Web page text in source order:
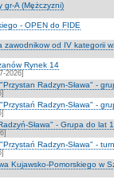
gr-A (Mężczyzni)
- OPEN do FIDE
zawodnikow od IV kategorii
Rynek 14
2026]
Radzyn-Sława" -
Radzyn-Sława" -
Sława" - Grupa do lat
Radzyn-Sława" -
Kujawsko-Pomorskiego w